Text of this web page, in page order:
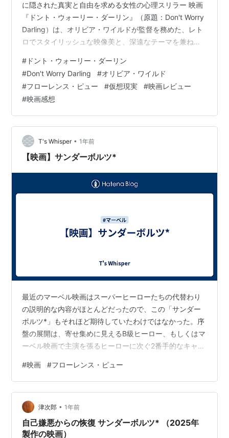
に隠された真実と自由を求める女性の心理スリラー 映画
『ドント・ウォーリー・ダーリン』（原題：Don't Worry
Darling）は、オリビア・ワイルドが監督を務めた、レト
ロでスタイリッシュな映像美と、深遠なテーマを兼ね備
カを思わせる、砂漠の真ん中に建設された実験的なコミ
ュニティ「ビクトリー」。この街では、完璧な生活と幸
福が保証され、アリスは愛する夫ジャックと共に、何不
自由ない平穏な日々を送っていました。夫たちは毎日
「ビクトリー・プロジェクト」という名の極秘の仕事に
出かけ、妻たちは家事と社…
# ドント・ウォーリー・ダーリン
#Don't Worry Darling #オリビア・ワイルド
#フローレンス・ピュー #仮想現実 #映画レビュー
#映画感想
T's Whisper • 1年前
【映画】サンダーボルツ*
最近のマーベル映画はスーパーヒーローたちの代替わり
の説明的な内容がほとんどだったので、この「サンダー
ボルツ*」もそれほど期待していたわけではなかった。序
盤の展開は、寄せ集めに見えるB級ヒーロー、もしくはマ
ーベル映画で主演を張るヒーローに次ぐ2番手的なキャラ
っぽさを感じてしまっていた。 しかし、終盤に向けてテ
ーマが明確に描かれるようになると、多様性の時代のヒ
ーローを模索していることがわかり、一気に引き込まれ
た。マイアンマンもキャプテン・アメリカも絶対的なヒ
ーローで、周囲からもそういう目で見られる存在だっ
た。しかし、ここに集まったメンバーは、エレ…
#映画 #フローレンス・ピュー
津次郎 • 1年前
自己嫌悪からの恢復 サンダーボルツ* （2025年
製作の映画）